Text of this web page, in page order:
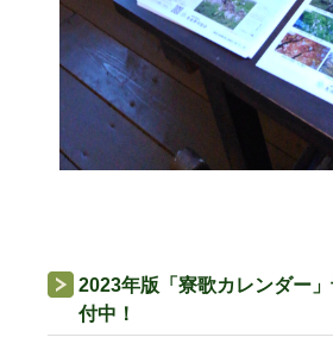
2023年版「寮歌カレンダー
付中！